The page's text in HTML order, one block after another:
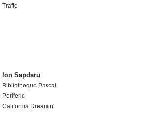
Trafic
Ion Sapdaru
Bibliotheque Pascal
Periferic
California Dreamin'